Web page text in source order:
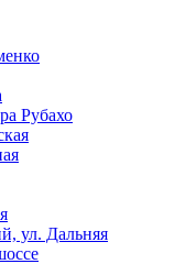
Рубахо
ул. Дальняя